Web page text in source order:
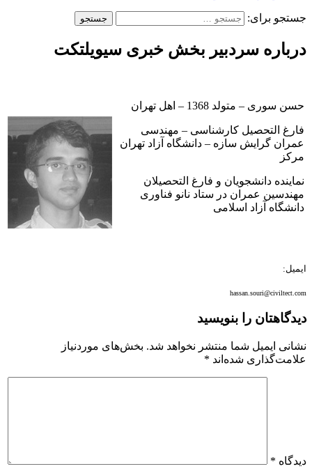
جستجو برای:
درباره سردبیر بخش خبری سیویلتکت
حسن سوری – متولد 1368 – اهل تهران
فارغ التحصیل کارشناسی – مهندسی
عمران گرایش سازه – دانشگاه آزاد تهران
مرکز
نماینده دانشجویان و فارغ التحصیلان
مهندسین عمران در ستاد نانو فناوری
دانشگاه آزاد اسلامی
ایمیل:
hassan.souri@civiltect.com
دیدگاهتان را بنویسید
نشانی ایمیل شما منتشر نخواهد شد. بخش‌های موردنیاز
علامت‌گذاری شده‌اند *
دیدگاه *